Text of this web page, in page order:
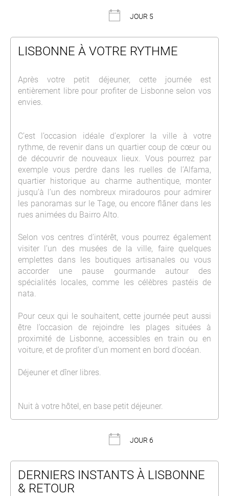
JOUR 5
LISBONNE À VOTRE RYTHME
Après votre petit déjeuner, cette journée est
entièrement libre pour profiter de Lisbonneselon vos
envies.
C’est l’occasion idéale d’explorer la ville à votre
rythme, de revenir dans un quartier coup de cœur ou
de découvrir de nouveaux lieux. Vous pourrez par
exemple vous perdre dans les ruelles de l’Alfama,
quartier historique au charme authentique, monter
jusqu’à l’un des nombreux miradouros pour admirer
les panoramas sur le Tage, ou encore flâner dans les
rues animées du Bairro Alto.
Selon vos centres d’intérêt, vous pourrez également
visiter l’un des musées de la ville, faire quelques
emplettes dans les boutiques artisanales ou vous
accorder une pause gourmande autour des
spécialités locales, comme les célèbres pastéis de
nata.
Pour ceux qui le souhaitent, cette journée peut aussi
être l’occasion de rejoindre les plages situées à
proximité de Lisbonne, accessibles en train ou en
voiture, et de profiter d’un moment en bord d’océan.
Déjeuner et dîner libres.
Nuit à votre hôtel, en base petit déjeuner.
JOUR 6
DERNIERS INSTANTS À LISBONNE
& RETOUR